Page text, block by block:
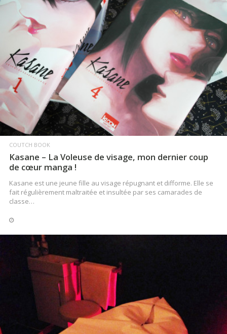
LIRE LA SUITE
COUTCH BOOK
Kasane – La Voleuse de visage, mon dernier coup
de cœur manga !
Kasane est une jeune fille au visage répugnant et difforme. Elle se
fait régulièrement maltraitée et insultée par ses camarades de
classe…
LIRE LA SUITE